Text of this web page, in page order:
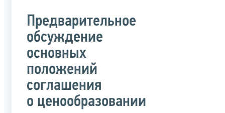
Предварительное
обсуждение
основных
положений
соглашения
о ценообразовании